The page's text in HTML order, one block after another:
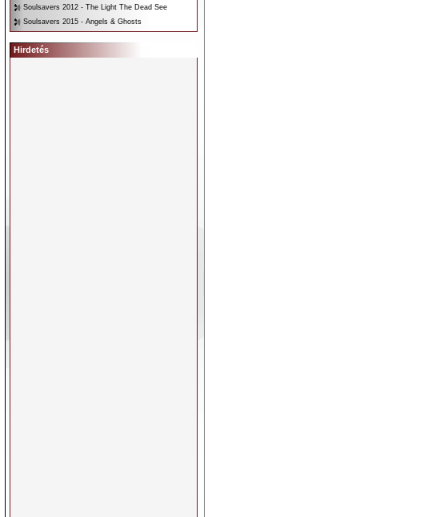
Soulsavers 2012 - The Light The Dead See
Soulsavers 2015 - Angels & Ghosts
Hirdetés